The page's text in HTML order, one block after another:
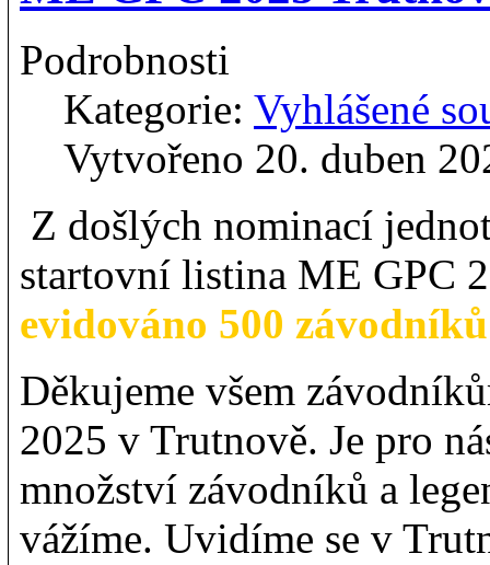
Podrobnosti
Kategorie: Vyhlášené
Vytvořeno 20. duben
Z došlých nominací
startovní listina ME GPC
evidováno 500
Děkujeme všem
2025 v Trutnově. Je pro
množství závodníků a
vážíme. Uvidíme se v